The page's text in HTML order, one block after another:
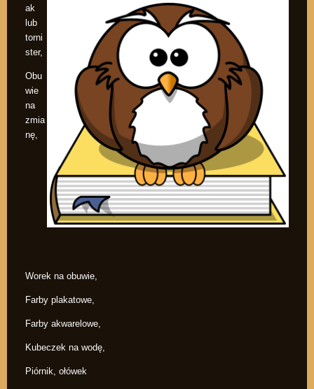
ak
lub
torni
ster,
Obu
wie
na
zmia
nę,
Worek na obuwie,
Farby plakatowe,
Farby akwarelowe,
Kubeczek na wodę,
Piórnik, ołówek